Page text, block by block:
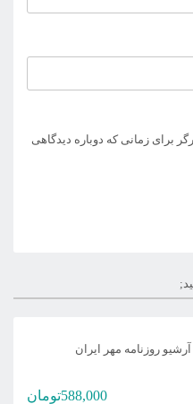
برای زمانی که دوباره دیدگاهی
آرشیو روزنامه مهر ایران
588,000تومان